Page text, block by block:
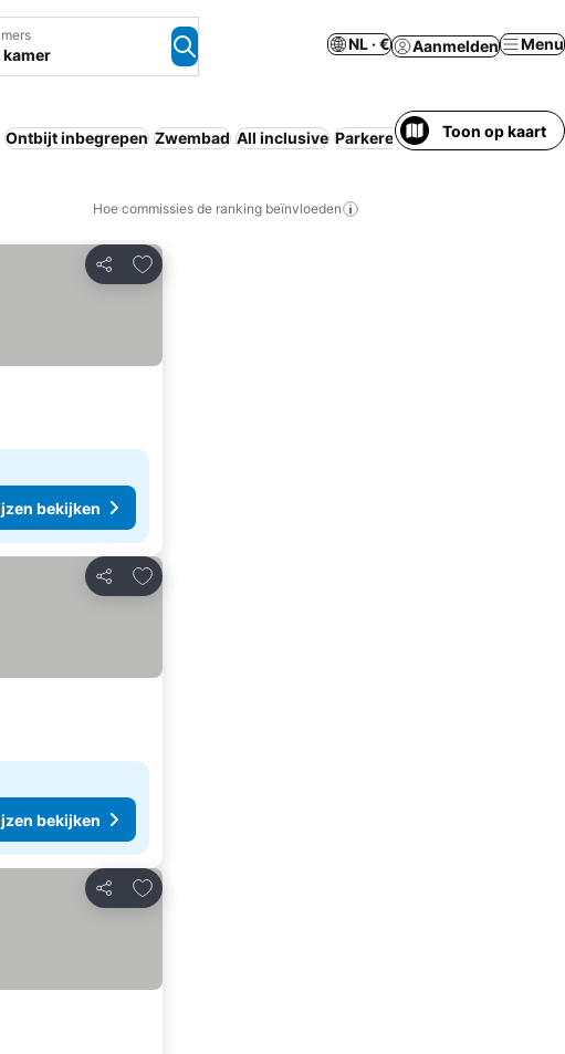
kamer
NL · € Aanmelden Menu
Ontbijt inbegrepen Zwembad All inclusive Parkeren Volpension
Toon op kaart
Hoe commissies de ranking beïnvloeden
Delen
Toevoegen aan favorieten
bekijken
Delen
Toevoegen aan favorieten
bekijken
Delen
Toevoegen aan favorieten